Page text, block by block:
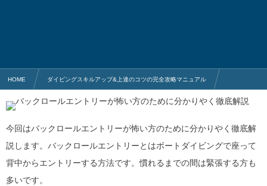
HOME ダイビングスキルアップ&上達のコツの完全攻略マニュアル
ダイビング・スキルアップ (初心者向け)
今回はバックロールエントリーが怖い方のために分かりやく徹底解
説します。バックロールエントリーとはボートダイビングで座って
背中からエントリーする方法です。慣れるまでの間は緊張する方も
多いです。